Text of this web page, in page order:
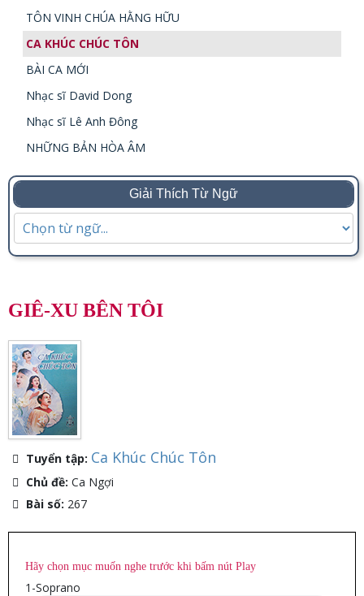
TÔN VINH CHÚA HẰNG HỮU
CA KHÚC CHÚC TÔN
BÀI CA MỚI
Nhạc sĩ David Dong
Nhạc sĩ Lê Anh Đông
NHỮNG BẢN HÒA ÂM
Giải Thích Từ Ngữ
GIÊ-XU BÊN TÔI
Tuyển tập: Ca Khúc Chúc Tôn
Chủ đề: Ca Ngợi
Bài số: 267
Hãy chọn mục muốn nghe trước khi bấm nút Play
1-Soprano